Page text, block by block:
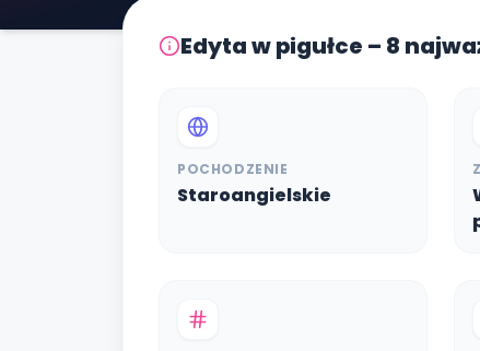
Edyta w pigułce – 8
POCHODZENIE
Staroangielskie